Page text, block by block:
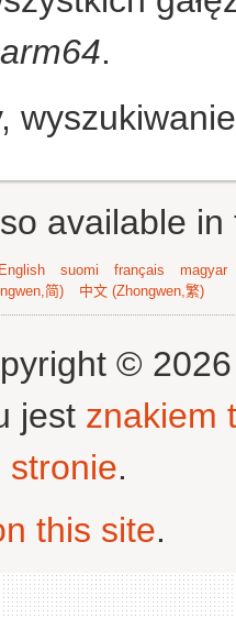
arm64.
available
English suomi français
magyar
简) 中文 (Zhongwen,繁)
©
jest znakiem
stronie.
this site.